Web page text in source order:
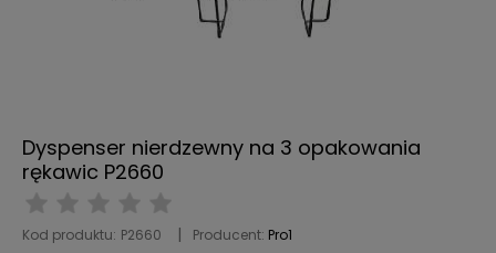
Dyspenser nierdzewny na 3 opakowania
rękawic P2660
Kod produktu: P2660 Producent: Pro1